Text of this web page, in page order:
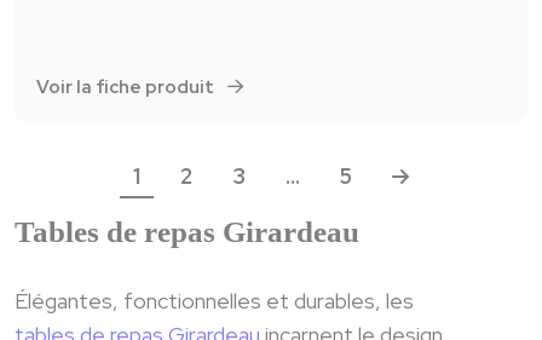
Voir la fiche produit
Navigation
articles
1 2 3 … 5
Tables de repas Girardeau
Élégantes, fonctionnelles et durables, les
tables de repas Girardeau incarnent le design